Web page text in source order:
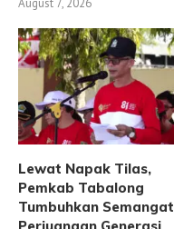
August 7, 2026
Lewat Napak Tilas,
Pemkab Tabalong
Tumbuhkan Semangat